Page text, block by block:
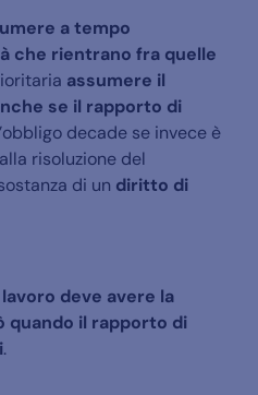
a tempo
che rientrano fra quelle
assumere il
se il rapporto di
decade se invece è
risoluzione del
di un diritto di
deve avere la
quando il rapporto di
.